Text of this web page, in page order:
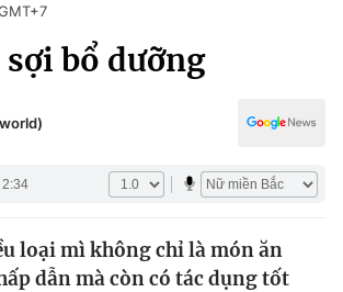
trí
bổ dưỡng
2:34
loại mì không chỉ là món ăn
dẫn mà còn có tác dụng tốt